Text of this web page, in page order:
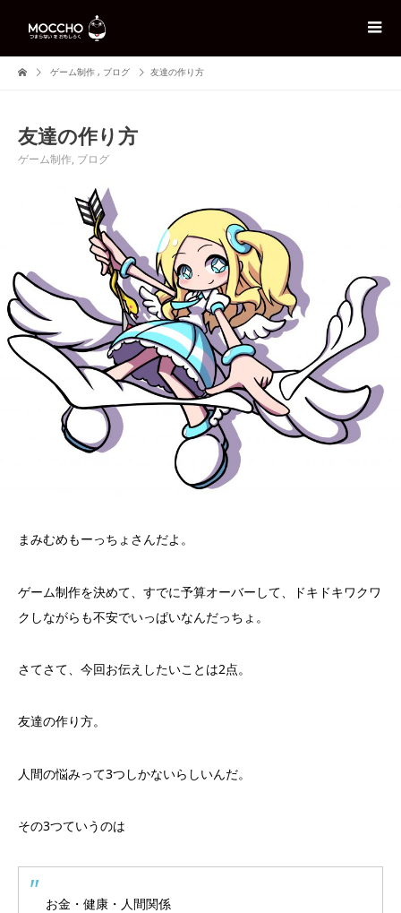
ゲーム制作 , ブログ 友達の作り方
友達の作り方
ゲーム制作, ブログ
まみむめもーっちょさんだよ。
ゲーム制作を決めて、すでに予算オーバーして、ドキドキワクワ
クしながらも不安でいっぱいなんだっちょ。
さてさて、今回お伝えしたいことは2点。
友達の作り方。
人間の悩みって3つしかないらしいんだ。
その3つていうのは
お金・健康・人間関係